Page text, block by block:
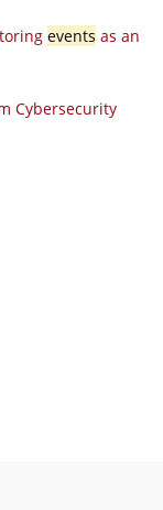
events as an
Cybersecurity